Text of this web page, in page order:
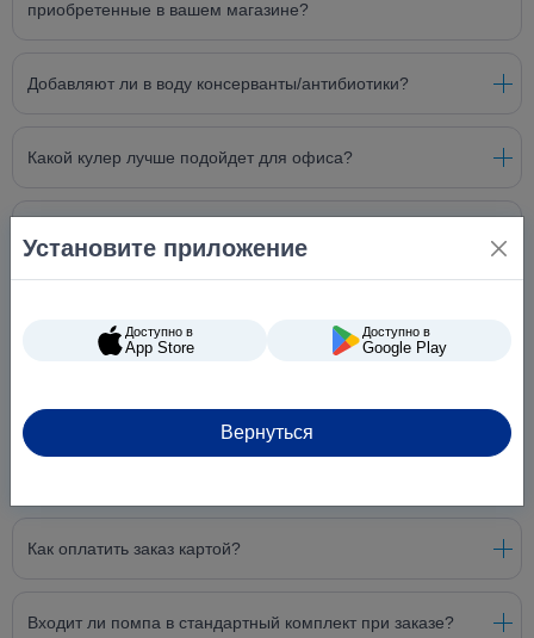
приобретенные в вашем магазине?
Добавляют ли в воду консерванты/антибиотики?
Какой кулер лучше подойдет для офиса?
Как оплатить заказ картой?
Входит ли помпа в стандартный комплект при заказе?
Установите приложение
Доступно в
App Store
Доступно в
Google Play
Вернуться